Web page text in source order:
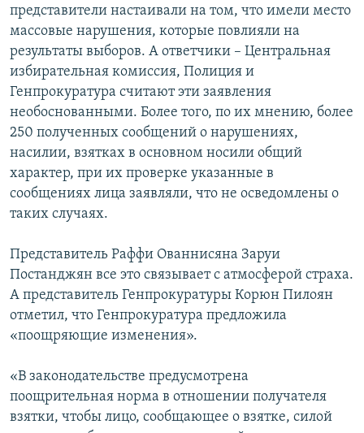
представители настаивали на том, что имели место
массовые нарушения, которые повлияли на
результаты выборов. А ответчики – Центральная
избирательная комиссия, Полиция и
Генпрокуратура считают эти заявления
необоснованными. Более того, по их мнению, более
250 полученных сообщений о нарушениях,
насилии, взятках в основном носили общий
характер, при их проверке указанные в
сообщениях лица заявляли, что не осведомлены о
таких случаях.
Представитель Раффи Ованнисяна Заруи
Постанджян все это связывает с атмосферой страха.
А представитель Генпрокуратуры Корюн Пилоян
отметил, что Генпрокуратура предложила
«поощряющие изменения».
«В законодательстве предусмотрена
поощрительная норма в отношении получателя
взятки, чтобы лицо, сообщающее о взятке, силой